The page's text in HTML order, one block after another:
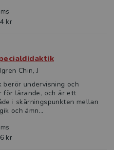
kr
Chin, J
berör undervisning och
för lärande, och är ett
i skärningspunkten mellan
och ämn...
kr